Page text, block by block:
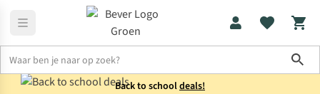
Back to schooldeals!